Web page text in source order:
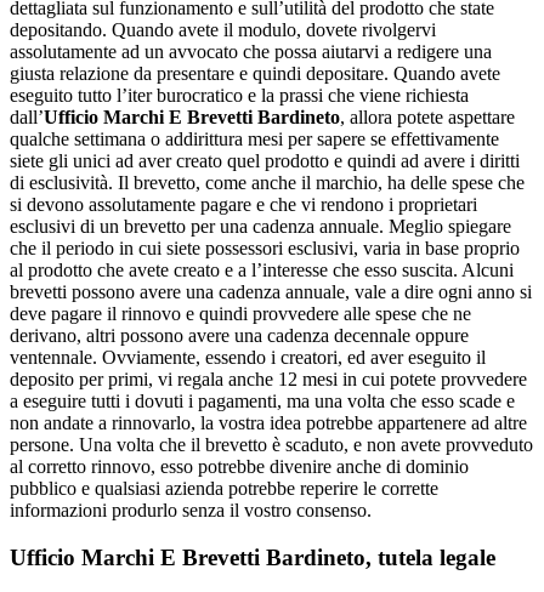
dettagliata sul funzionamento e sull’utilità del prodotto che state
depositando. Quando avete il modulo, dovete rivolgervi
assolutamente ad un avvocato che possa aiutarvi a redigere una
giusta relazione da presentare e quindi depositare. Quando avete
eseguito tutto l’iter burocratico e la prassi che viene richiesta
dall’Ufficio Marchi E Brevetti Bardineto, allora potete aspettare
qualche settimana o addirittura mesi per sapere se effettivamente
siete gli unici ad aver creato quel prodotto e quindi ad avere i diritti
di esclusività. Il brevetto, come anche il marchio, ha delle spese che
si devono assolutamente pagare e che vi rendono i proprietari
esclusivi di un brevetto per una cadenza annuale. Meglio spiegare
che il periodo in cui siete possessori esclusivi, varia in base proprio
al prodotto che avete creato e a l’interesse che esso suscita. Alcuni
brevetti possono avere una cadenza annuale, vale a dire ogni anno si
deve pagare il rinnovo e quindi provvedere alle spese che ne
derivano, altri possono avere una cadenza decennale oppure
ventennale. Ovviamente, essendo i creatori, ed aver eseguito il
deposito per primi, vi regala anche 12 mesi in cui potete provvedere
a eseguire tutti i dovuti i pagamenti, ma una volta che esso scade e
non andate a rinnovarlo, la vostra idea potrebbe appartenere ad altre
persone. Una volta che il brevetto è scaduto, e non avete provveduto
al corretto rinnovo, esso potrebbe divenire anche di dominio
pubblico e qualsiasi azienda potrebbe reperire le corrette
informazioni produrlo senza il vostro consenso.
Ufficio Marchi E Brevetti Bardineto, tutela legale